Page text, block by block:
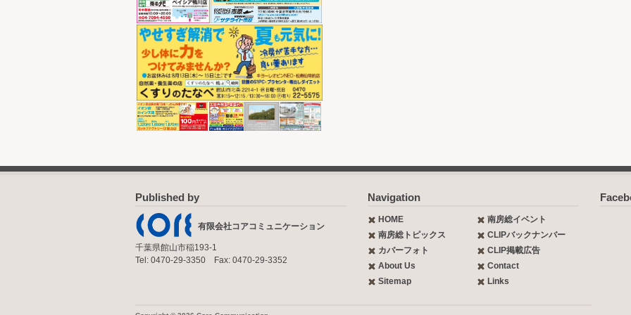
Published by
有限会社コアコミュニケーション
千葉県館山市稲193-1
Tel: 0470-29-3350 Fax: 0470-29-3352
Navigation
HOME
南房総イベント
南房総トピックス
CLIPバックナンバー
カバーフォト
CLIP掲載広告
About Us
Contact
Sitemap
Links